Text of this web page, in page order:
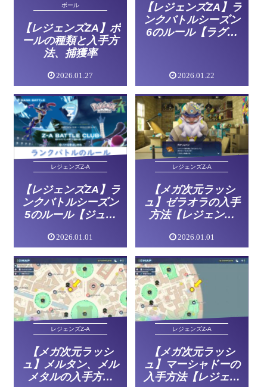
ボール
【レジェンズZA】ボ
ールの種類と入手方
法、捕獲率
2026.01.27
【レジェンズZA】ラ
ンクバトルシーズン
6のルール【ラグラ
2026.01.22
レジェンズZ-A
【レジェンズZA】ラ
ンクバトルシーズン
5のルール【ジュカ
2026.01.01
レジェンズZ-A
【メガ次元ラッシ
ュ】ゼラオラの入手
方法【レジェンズ
2026.01.01
レジェンズZ-A
【メガ次元ラッシ
ュ】メルタン、メル
メタルの入手方法
レジェンズZ-A
【メガ次元ラッシ
ュ】マーシャドーの
入手方法【レジェン